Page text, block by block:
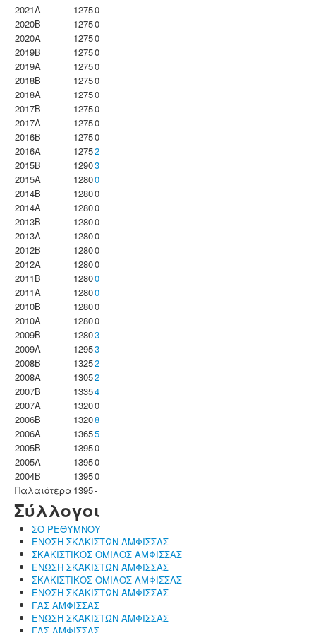
2021A
12750
2020B
12750
2020A
12750
2019B
12750
2019A
12750
2018B
12750
2018A
12750
2017B
12750
2017A
12750
2016B
12750
2016A
12752
2015B
12903
2015A
12800
2014B
12800
2014A
12800
2013B
12800
2013A
12800
2012B
12800
2012A
12800
2011B
12800
2011A
12800
2010B
12800
2010A
12800
2009B
12803
2009A
12953
2008B
13252
2008A
13052
2007B
13354
2007A
13200
2006B
13208
2006A
13655
2005B
13950
2005A
13950
2004B
13950
Παλαιότερα 1395-
Σύλλογοι
ΣΟ ΡΕΘΥΜΝΟΥ
ΕΝΩΣΗ ΣΚΑΚΙΣΤΩΝ ΑΜΦΙΣΣΑΣ
ΣΚΑΚΙΣΤΙΚΟΣ ΟΜΙΛΟΣ ΑΜΦΙΣΣΑΣ
ΕΝΩΣΗ ΣΚΑΚΙΣΤΩΝ ΑΜΦΙΣΣΑΣ
ΣΚΑΚΙΣΤΙΚΟΣ ΟΜΙΛΟΣ ΑΜΦΙΣΣΑΣ
ΕΝΩΣΗ ΣΚΑΚΙΣΤΩΝ ΑΜΦΙΣΣΑΣ
ΓΑΣ ΑΜΦΙΣΣΑΣ
ΕΝΩΣΗ ΣΚΑΚΙΣΤΩΝ ΑΜΦΙΣΣΑΣ